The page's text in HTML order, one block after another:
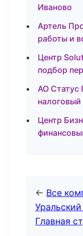
Иваново
Артель
работы и
Центр
подбор
АО Статус
налоговый
Центр
← Все
Главная